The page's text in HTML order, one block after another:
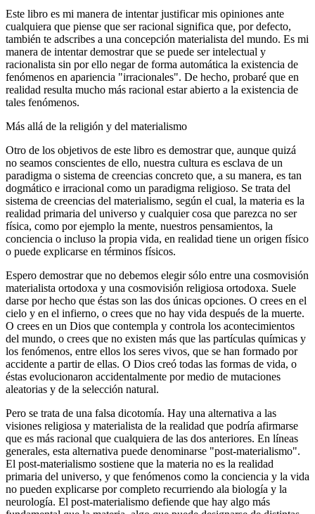
Este libro es mi manera de intentar justificar mis opiniones ante
cualquiera que piense que ser racional significa que, por defecto,
también te adscribes a una concepción materialista del mundo. Es mi
manera de intentar demostrar que se puede ser intelectual y
racionalista sin por ello negar de forma automática la existencia de
fenómenos en apariencia "irracionales". De hecho, probaré que en
realidad resulta mucho más racional estar abierto a la existencia de
tales fenómenos.
Más allá de la religión y del materialismo
Otro de los objetivos de este libro es demostrar que, aunque quizá
no seamos conscientes de ello, nuestra cultura es esclava de un
paradigma o sistema de creencias concreto que, a su manera, es tan
dogmático e irracional como un paradigma religioso. Se trata del
sistema de creencias del materialismo, según el cual, la materia es la
realidad primaria del universo y cualquier cosa que parezca no ser
física, como por ejemplo la mente, nuestros pensamientos, la
conciencia o incluso la propia vida, en realidad tiene un origen físico
o puede explicarse en términos físicos.
Espero demostrar que no debemos elegir sólo entre una cosmovisión
materialista ortodoxa y una cosmovisión religiosa ortodoxa. Suele
darse por hecho que éstas son las dos únicas opciones. O crees en el
cielo y en el infierno, o crees que no hay vida después de la muerte.
O crees en un Dios que contempla y controla los acontecimientos
del mundo, o crees que no existen más que las partículas químicas y
los fenómenos, entre ellos los seres vivos, que se han formado por
accidente a partir de ellas. O Dios creó todas las formas de vida, o
éstas evolucionaron accidentalmente por medio de mutaciones
aleatorias y de la selección natural.
Pero se trata de una falsa dicotomía. Hay una alternativa a las
visiones religiosa y materialista de la realidad que podría afirmarse
que es más racional que cualquiera de las dos anteriores. En líneas
generales, esta alternativa puede denominarse "post-materialismo".
El post-materialismo sostiene que la materia no es la realidad
primaria del universo, y que fenómenos como la conciencia y la vida
no pueden explicarse por completo recurriendo ala biología y la
neurología. El post-materialismo defiende que hay algo más